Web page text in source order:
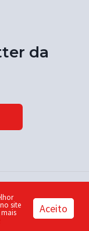
da
by Piu
site Aceito